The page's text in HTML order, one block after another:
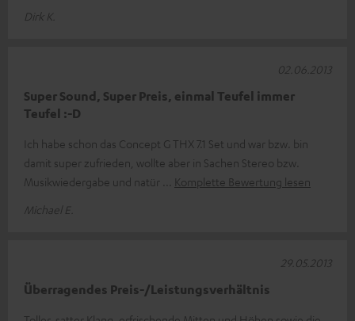
Dirk K.
Super Sound, Super Preis, einmal Teufel immer
Teufel :-D
Ich habe schon das Concept G THX 7.1 Set und war bzw. bin
damit super zufrieden, wollte aber in Sachen Stereo bzw.
Musikwiedergabe und natür
Komplette Bewertung lesen
Michael E.
02.06.2013
Überragendes Preis-/Leistungsverhältnis
29.05.2013